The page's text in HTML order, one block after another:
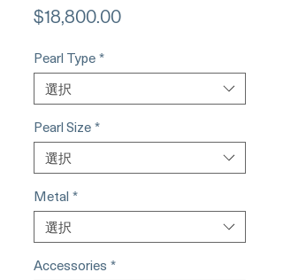
$18,800.00価
Pearl Type*
選択
Pearl Size*
選択
Metal *
選択
Accessories *